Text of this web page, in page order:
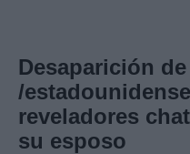
Internacional
Viajes
Desaparición
/
reveladores
su esposo